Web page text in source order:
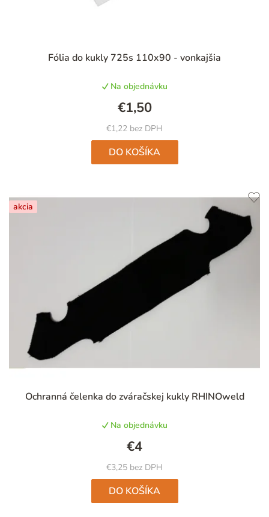
Fólia do kukly 725s 110x90 - vonkajšia
hodnotenie
je
5,0
z
5
hviezdičiek.
Na objednávku
€1,22 bez DPH
€1,50
DO KOŠÍKA
akcia
Ochranná čelenka do zváračskej kukly RHINOweld
Na objednávku
€3,25 bez DPH
€4
DO KOŠÍKA